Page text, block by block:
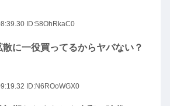
ID:58OhRkaC0
散に一役買ってるからヤバない？
ID:N6ROoWGX0